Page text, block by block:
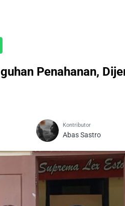
Penahanan,
Kontributor
Abas Sastro